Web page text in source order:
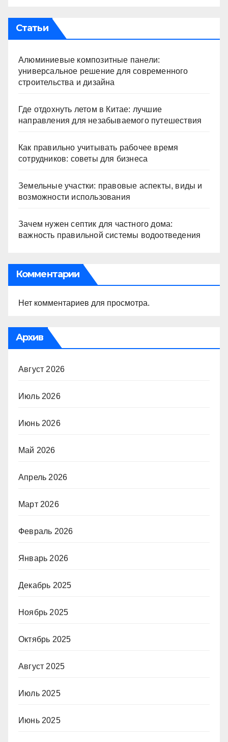
Статьи
Алюминиевые композитные панели:
универсальное решение для современного
строительства и дизайна
Где отдохнуть летом в Китае: лучшие
направления для незабываемого путешествия
Как правильно учитывать рабочее время
сотрудников: советы для бизнеса
Земельные участки: правовые аспекты, виды и
возможности использования
Зачем нужен септик для частного дома:
важность правильной системы водоотведения
Комментарии
Нет комментариев для просмотра.
Архив
Август 2026
Июль 2026
Июнь 2026
Май 2026
Апрель 2026
Март 2026
Февраль 2026
Январь 2026
Декабрь 2025
Ноябрь 2025
Октябрь 2025
Август 2025
Июль 2025
Июнь 2025